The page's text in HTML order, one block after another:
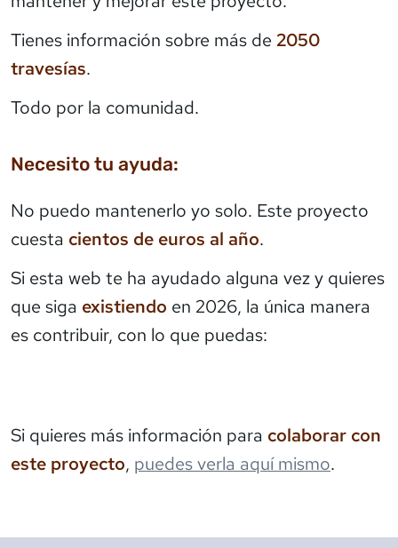
Tienes información sobre más de 2050
travesías.
Todo por la comunidad.
Necesito tu ayuda:
No puedo mantenerlo yo solo. Este proyecto
cuesta cientos de euros al año.
Si esta web te ha ayudado alguna vez y quieres
que siga existiendo en 2026, la única manera
es contribuir, con lo que puedas:
Si quieres más información para colaborar con
este proyecto, puedes verla aquí mismo.